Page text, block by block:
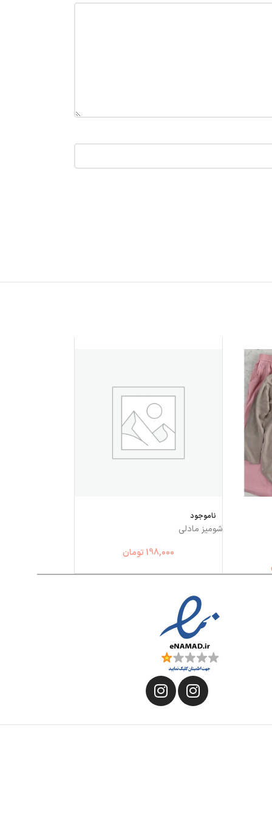
ناموجود
شومیز مادلی
198,000 تومان